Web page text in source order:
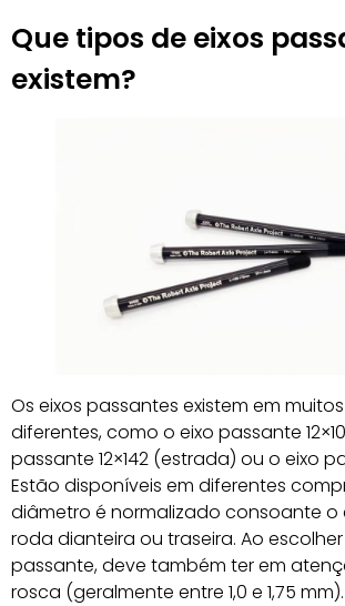
Que tipos de eixos
existem?
Os eixos passantes existem em
diferentes, como o eixo passante
passante 12×142 (estrada) ou o eixo
Estão disponíveis em diferentes
diâmetro é normalizado consoante o
roda dianteira ou traseira. Ao
passante, deve também ter em
rosca (geralmente entre 1,0 e 1,75 mm).